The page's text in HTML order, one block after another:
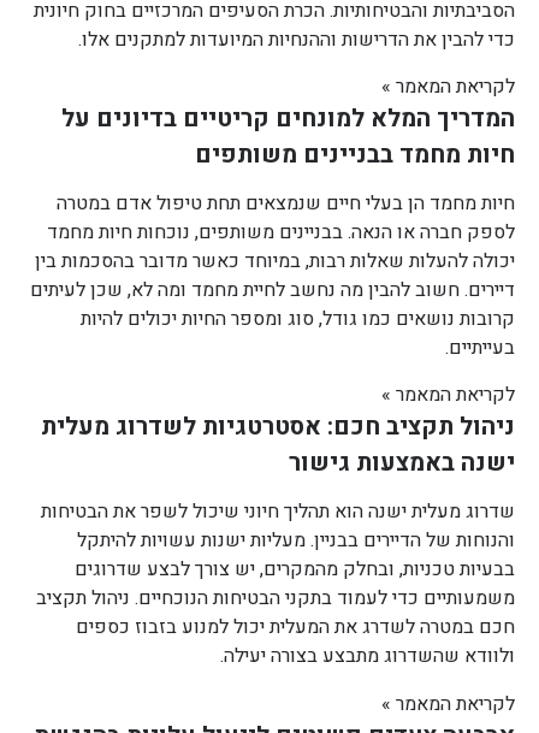
הסביבתיות והבטיחותיות. הכרת הסעיפים המרכזיים בחוק חיונית
כדי להבין את הדרישות וההנחיות המיועדות למתקנים אלו.
לקריאת המאמר »
המדריך המלא למונחים קריטיים בדיונים על
חיות מחמד בבניינים משותפים
חיות מחמד הן בעלי חיים שנמצאים תחת טיפול אדם במטרה
לספק חברה או הנאה. בבניינים משותפים, נוכחות חיות מחמד
יכולה להעלות שאלות רבות, במיוחד כאשר מדובר בהסכמות בין
דיירים. חשוב להבין מה נחשב לחיית מחמד ומה לא, שכן לעיתים
קרובות נושאים כמו גודל, סוג ומספר החיות יכולים להיות
בעייתיים.
לקריאת המאמר »
ניהול תקציב חכם: אסטרטגיות לשדרוג מעלית
ישנה באמצעות גישור
שדרוג מעלית ישנה הוא תהליך חיוני שיכול לשפר את הבטיחות
והנוחות של הדיירים בבניין. מעליות ישנות עשויות להיתקל
בבעיות טכניות, ובחלק מהמקרים, יש צורך לבצע שדרוגים
משמעותיים כדי לעמוד בתקני הבטיחות הנוכחיים. ניהול תקציב
חכם במטרה לשדרג את המעלית יכול למנוע בזבוז כספים
ולוודא שהשדרוג מתבצע בצורה יעילה.
לקריאת המאמר »